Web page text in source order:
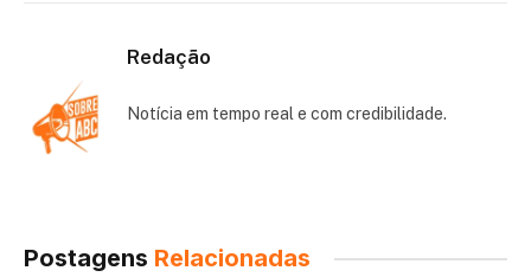
Redação
Notícia em tempo real e com credibilidade.
Postagens Relacionadas